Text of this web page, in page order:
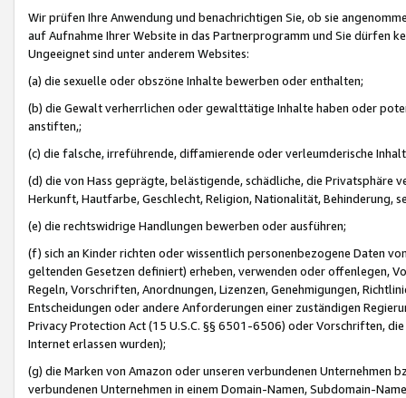
Wir prüfen Ihre Anwendung und benachrichtigen Sie, ob sie
auf Aufnahme Ihrer Website in das Partnerprogramm und Sie dürfen
Ungeeignet sind unter anderem Websites:
(a) die sexuelle oder obszöne Inhalte bewerben oder enthalten;
(b) die Gewalt verherrlichen oder gewalttätige Inhalte haben oder
anstiften,;
(c) die falsche, irreführende, diffamierende oder verleumderische
(d) die von Hass geprägte, belästigende, schädliche, die Privatsphäre
Herkunft, Hautfarbe, Geschlecht, Religion, Nationalität, Behinderung,
(e) die rechtswidrige Handlungen bewerben oder ausführen;
(f) sich an Kinder richten oder wissentlich personenbezogene Daten
geltenden Gesetzen definiert) erheben, verwenden oder offenlegen,
Regeln, Vorschriften, Anordnungen, Lizenzen, Genehmigungen,
Entscheidungen oder andere Anforderungen einer zuständigen
Privacy Protection Act (15 U.S.C. §§ 6501-6506) oder Vorschriften,
Internet erlassen wurden);
(g) die Marken von Amazon oder unseren verbundenen Unternehmen
verbundenen Unternehmen in einem Domain-Namen, Subdomain-